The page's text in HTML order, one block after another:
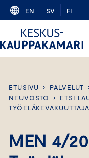
Skip
content
EN SV FI
ETUSIVU › PALVELUT
NEUVOSTO
› ETSI
MEN 4/